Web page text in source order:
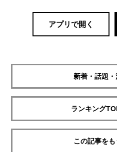
アプリで開く
新着・話題
ランキング
この記事を